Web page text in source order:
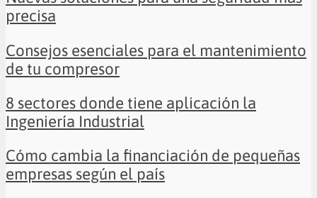
precisa
Consejos esenciales para el mantenimiento
de tu compresor
8 sectores donde tiene aplicación la
Ingeniería Industrial
Cómo cambia la financiación de pequeñas
empresas según el país